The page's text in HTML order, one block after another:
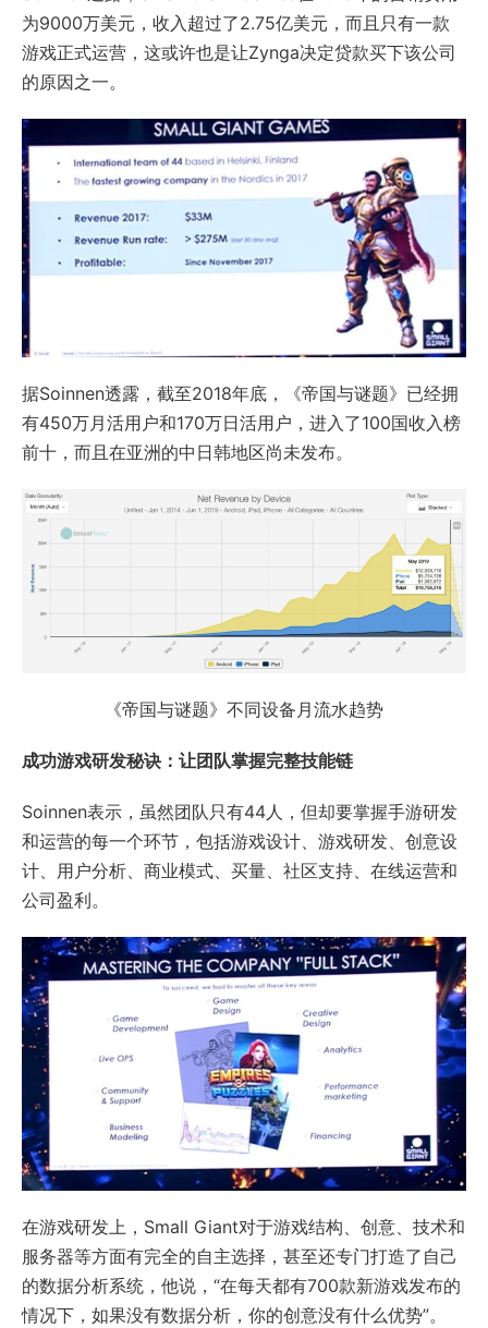
为9000万美元，收入超过了2.75亿美元，而且只有一款
游戏正式运营，这或许也是让Zynga决定贷款买下该公司
的原因之一。
据Soinnen透露，截至2018年底，《帝国与谜题》已经拥
有450万月活用户和170万日活用户，进入了100国收入榜
前十，而且在亚洲的中日韩地区尚未发布。
《帝国与谜题》不同设备月流水趋势
成功游戏研发秘诀：让团队掌握完整技能链
Soinnen表示，虽然团队只有44人，但却要掌握手游研发
和运营的每一个环节，包括游戏设计、游戏研发、创意设
计、用户分析、商业模式、买量、社区支持、在线运营和
公司盈利。
在游戏研发上，Small Giant对于游戏结构、创意、技术和
服务器等方面有完全的自主选择，甚至还专门打造了自己
的数据分析系统，他说，“在每天都有700款新游戏发布的
情况下，如果没有数据分析，你的创意没有什么优势”。